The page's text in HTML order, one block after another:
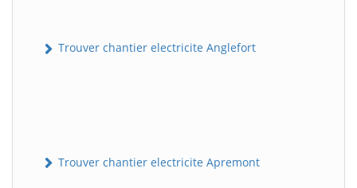
Trouver chantier electricite Anglefort
Trouver chantier electricite Apremont